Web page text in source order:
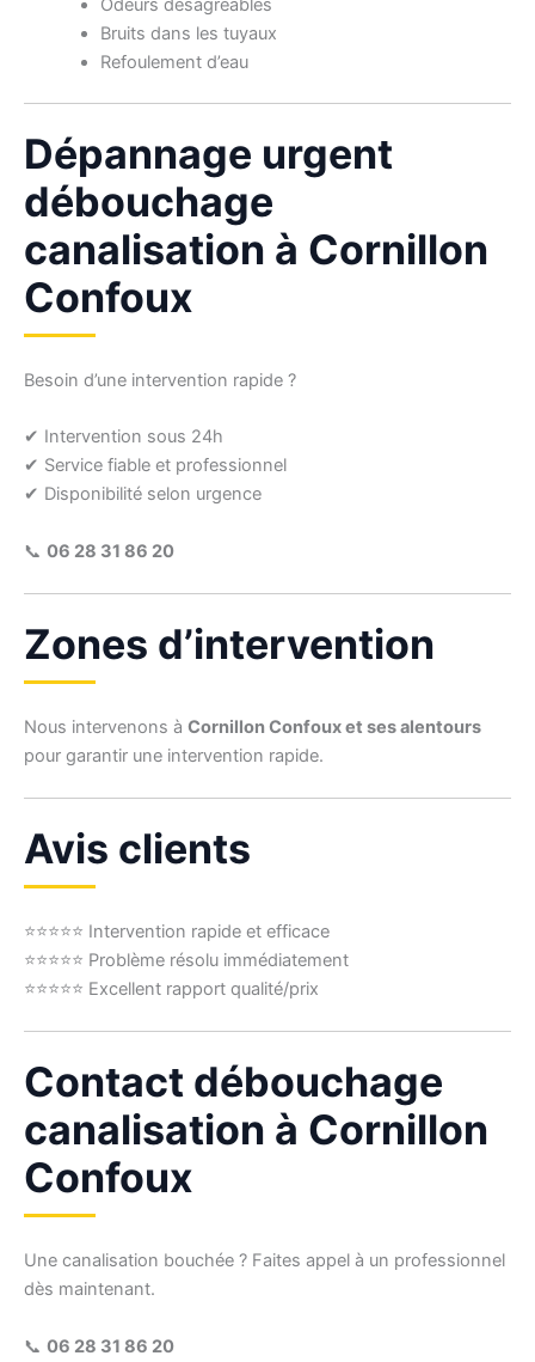
Odeurs désagréables
Bruits dans les tuyaux
Refoulement d’eau
Dépannage urgent
débouchage
canalisation à Cornillon
Confoux
Besoin d’une intervention rapide ?
✔ Intervention sous 24h
✔ Service fiable et professionnel
✔ Disponibilité selon urgence
📞 06 28 31 86 20
Zones d’intervention
Nous intervenons à Cornillon Confoux et ses alentours
pour garantir une intervention rapide.
Avis clients
⭐⭐⭐⭐⭐ Intervention rapide et efficace
⭐⭐⭐⭐⭐ Problème résolu immédiatement
⭐⭐⭐⭐⭐ Excellent rapport qualité/prix
Contact débouchage
canalisation à Cornillon
Confoux
Une canalisation bouchée ? Faites appel à un professionnel
dès maintenant.
📞 06 28 31 86 20